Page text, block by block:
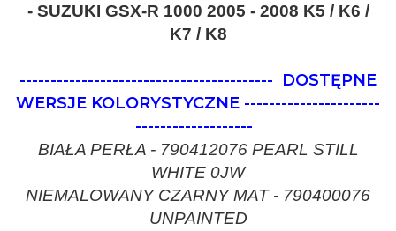
- SUZUKI GSX-R 1000 2005 - 2008 K5 / K6 /
K7 / K8
----------------------------------------- DOSTĘPNE
WERSJE KOLORYSTYCZNE ----------------------
-------------------
BIAŁA PERŁA - 790412076 PEARL STILL
WHITE 0JW
NIEMALOWANY CZARNY MAT - 790400076
UNPAINTED